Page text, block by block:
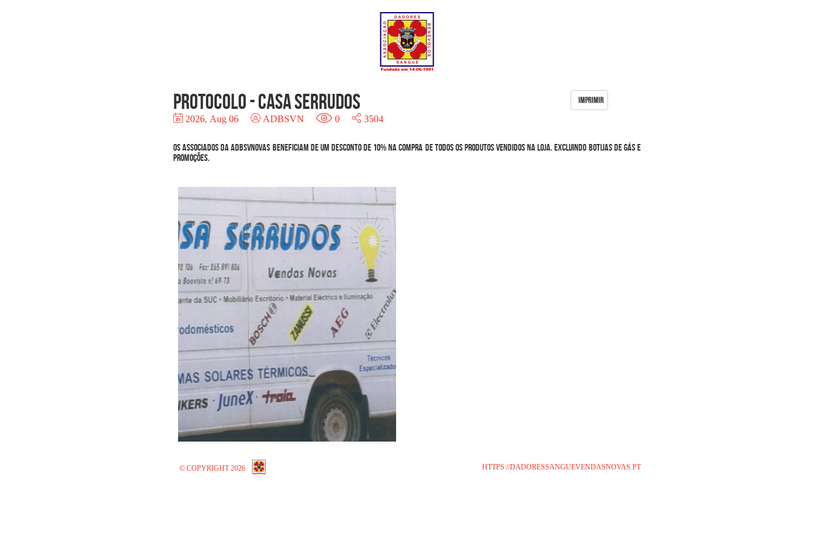
PROTOCOLO - Casa Serrudos
2026, Aug 06 ADBSVN 0 3504
IMPRIMIR
Os Associados da ADBSVNOVAS beneficiam de um desconto de 10% na compra de todos os produtos vendidos na loja. Excluindo botijas de gás e
promoções.
© COPYRIGHT 2026 HTTPS://DADORESSANGUEVENDASNOVAS.PT